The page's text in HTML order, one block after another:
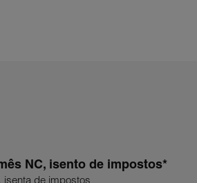
NC, isento de impostos*
isenta de impostos